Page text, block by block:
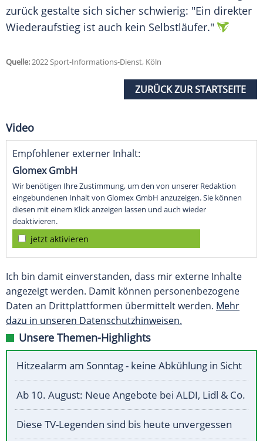
zurück gestalte sich sicher schwierig: "Ein direkter
Wiederaufstieg ist auch kein Selbstläufer."
Quelle:2022 Sport-Informations-Dienst, Köln
ZURÜCK ZUR STARTSEITE
Video
Empfohlener externer Inhalt:
Glomex GmbH
Wir benötigen Ihre Zustimmung, um den von unserer Redaktion
eingebundenen Inhalt von Glomex GmbH anzuzeigen. Sie können
diesen mit einem Klick anzeigen lassen und auch wieder
deaktivieren.
jetzt aktivieren
Ich bin damit einverstanden, dass mir externe Inhalte
angezeigt werden. Damit können personenbezogene
Daten an Drittplattformen übermittelt werden. Mehr
dazu in unseren Datenschutzhinweisen.
Unsere Themen-Highlights
Hitzealarm am Sonntag - keine Abkühlung in Sicht
Ab 10. August: Neue Angebote bei ALDI, Lidl & Co.
Diese TV-Legenden sind bis heute unvergessen